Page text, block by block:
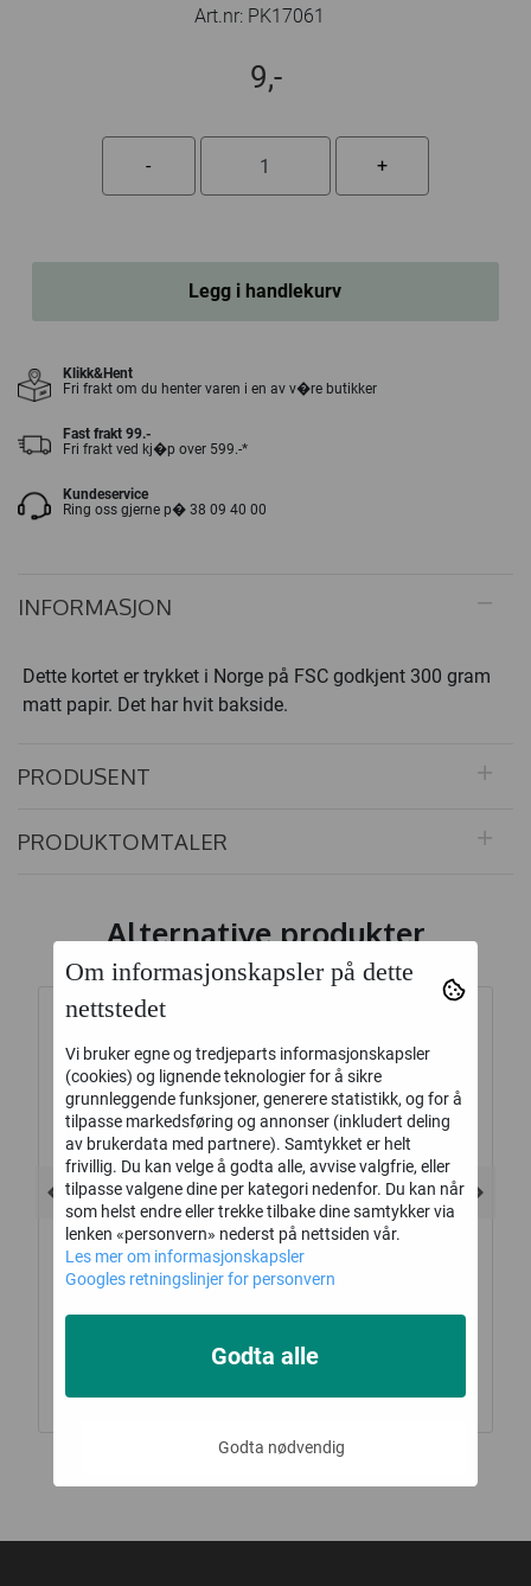
Art.nr: PK17061
9,-
Legg i handlekurv
Klikk&Hent
Fri frakt om du henter varen i en av v�re butikker
Fast frakt 99.-
Fri frakt ved kj�p over 599.-*
Kundeservice
Ring oss gjerne p� 38 09 40 00
INFORMASJON
Dette kortet er trykket i Norge på FSC godkjent 300 gram
matt papir. Det har hvit bakside.
PRODUSENT
PRODUKTOMTALER
Alternative produkter
Kjøp Kjøp
Om informasjonskapsler på dette
nettstedet
Vi bruker egne og tredjeparts informasjonskapsler
(cookies) og lignende teknologier for å sikre
grunnleggende funksjoner, generere statistikk, og for å
tilpasse markedsføring og annonser (inkludert deling
av brukerdata med partnere). Samtykket er helt
frivillig. Du kan velge å godta alle, avvise valgfrie, eller
tilpasse valgene dine per kategori nedenfor. Du kan når
som helst endre eller trekke tilbake dine samtykker via
lenken «personvern» nederst på nettsiden vår.
Les mer om informasjonskapsler
Googles retningslinjer for personvern
Godta nødvendig
Godta alle